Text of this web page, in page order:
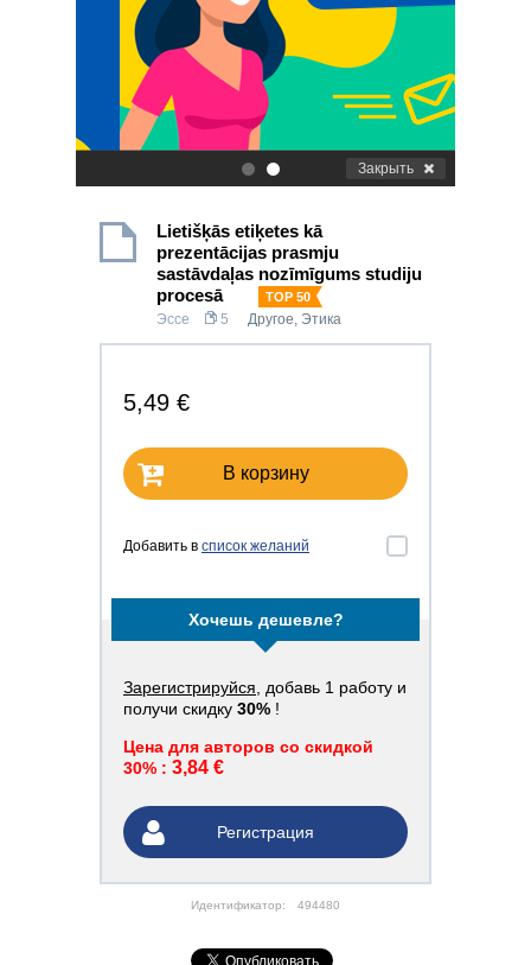
. Закрыть
Lietišķās etiķetes kā
prezentācijas prasmju
sastāvdaļas nozīmīgums studiju
procesā
TOP 50
Эссе 5 Другое, Этика
5,49 €
В корзину
Добавить в список желаний
Хочешь дешевле?
Зарегистрируйся , добавь 1 работу и
получи скидку 30% !
Цена для авторов со скидкой
30% : 3,84 €
Регистрация
Идентификатор: 494480